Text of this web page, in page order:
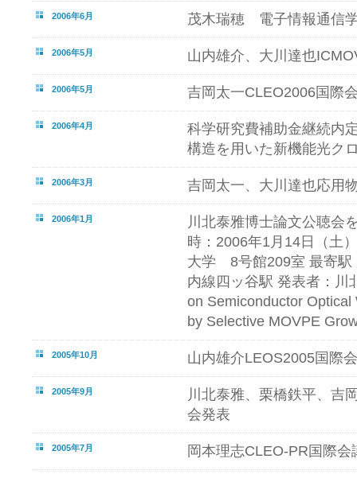
2006年6月 茂木瑞穂 電子情報通信
2006年5月 山内雄介、大川達也
2006年5月 吉岡太一CLEO2006国際
2006年4月
科学研究費補助金継続内
構造を用いた新機能光ク
2006年3月 吉岡太一、大川達也応用
2006年1月
川北泰雅博士論文公聴会
時：2006年1月14日（土
大学 8号館209室 最寄駅
内線四ッ谷駅 発表者：川
on Semiconductor
by Selective MOVPE
2005年10月 山内雄介LEOS2005国際
2005年9月
川北泰雅、栗橋鉄平、吉
会発表
2005年7月 岡本理志CLEO-PR国際会